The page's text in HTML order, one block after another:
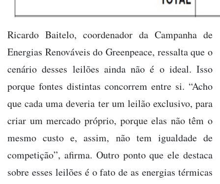
Ricardo Baitelo, coordenador da Campanha de
Energias Renováveis do Greenpeace, ressalta que o
cenário desses leilões ainda não é o ideal. Isso
porque fontes distintas concorrem entre si. “Acho
que cada uma deveria ter um leilão exclusivo, para
criar um mercado próprio, porque elas não têm o
mesmo custo e, assim, não tem igualdade de
competição”, afirma. Outro ponto que ele destaca
sobre esses leilões é o fato de as energias térmicas